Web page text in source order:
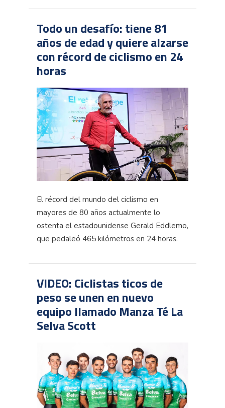
Todo un desafío: tiene 81
años de edad y quiere alzarse
con récord de ciclismo en 24
horas
El récord del mundo del ciclismo en
mayores de 80 años actualmente lo
ostenta el estadounidense Gerald Eddlemo,
que pedaleó 465 kilómetros en 24 horas.
VIDEO: Ciclistas ticos de
peso se unen en nuevo
equipo llamado Manza Té La
Selva Scott